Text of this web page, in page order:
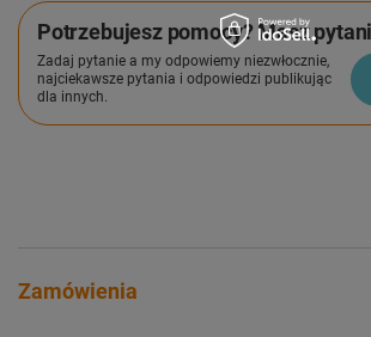
Potrzebujesz pomocy? Masz
Zadaj pytanie a my odpowiemy niezwłocznie,
najciekawsze pytania i odpowiedzi publikując
dla innych.
Zamówienia